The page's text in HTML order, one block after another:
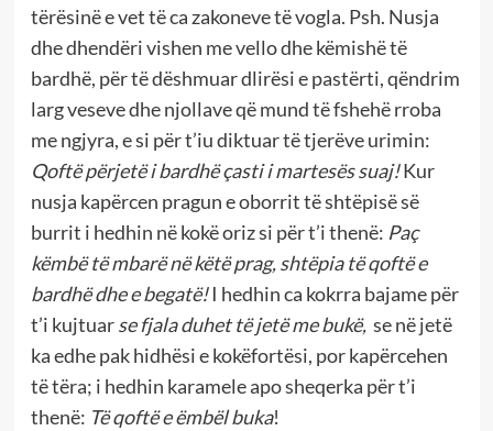
tërësinë e vet të ca zakoneve të vogla. Psh. Nusja
dhe dhendëri vishen me vello dhe këmishë të
bardhë, për të dëshmuar dlirësi e pastërti, qëndrim
larg veseve dhe njollave që mund të fshehë rroba
me ngjyra, e si për t’iu diktuar të tjerëve urimin:
Qoftë përjetë i bardhë çasti i martesës suaj!Kur
nusja kapërcen pragun e oborrit të shtëpisë së
burrit i hedhin në kokë oriz si për t’i thenë: Paç
këmbë të mbarë në këtë prag, shtëpia të qoftë e
bardhë dhe e begatë!I hedhin ca kokrra bajame për
t’i kujtuarse fjala duhet të jetë me bukë,se në jetë
ka edhe pak hidhësi e kokëfortësi, por kapërcehen
të tëra; i hedhin karamele apo sheqerka për t’i
thenë: Të qoftë e ëmbël buka!